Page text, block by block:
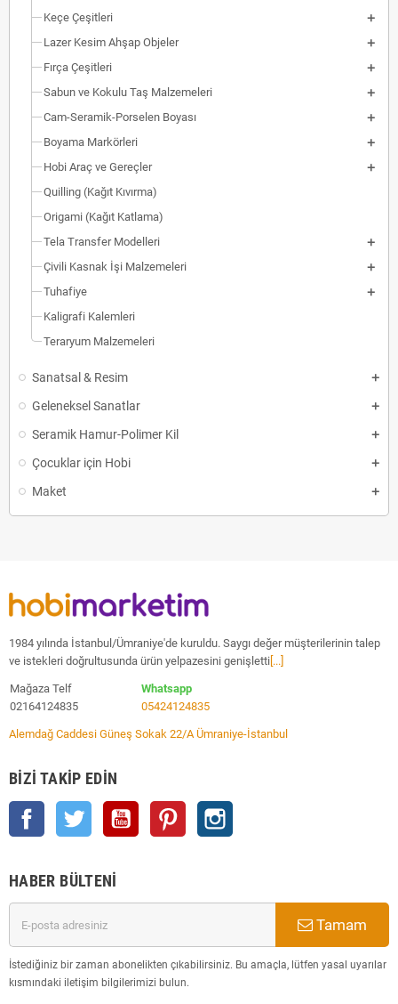
Keçe Çeşitleri
Lazer Kesim Ahşap Objeler
Fırça Çeşitleri
Sabun ve Kokulu Taş Malzemeleri
Cam-Seramik-Porselen Boyası
Boyama Markörleri
Hobi Araç ve Gereçler
Quilling (Kağıt Kıvırma)
Origami (Kağıt Katlama)
Tela Transfer Modelleri
Çivili Kasnak İşi Malzemeleri
Tuhafiye
Kaligrafi Kalemleri
Teraryum Malzemeleri
Sanatsal & Resim
Geleneksel Sanatlar
Seramik Hamur-Polimer Kil
Çocuklar için Hobi
Maket
1984 yılında İstanbul/Ümraniye'de kuruldu. Saygı değer müşterilerinin talep
ve istekleri doğrultusunda ürün yelpazesini genişletti [...]
Mağaza Telf
02164124835
Whatsapp
05424124835
Alemdağ Caddesi Güneş Sokak 22/A Ümraniye-İstanbul
BIZI TAKIP EDIN
Facebook Twitter YouTube Pinterest
HABER BÜLTENI
Tamam
İstediğiniz bir zaman abonelikten çıkabilirsiniz. Bu amaçla, lütfen yasal uyarılar
kısmındaki iletişim bilgilerimizi bulun.